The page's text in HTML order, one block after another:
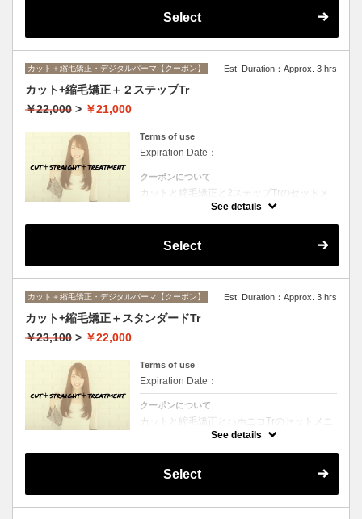
Select
カット＋縮毛矯正・デジタルパーマ【クーポン】 Est. Duration：Approx. 3 hrs
カット+縮毛矯正＋２ステップTr
￥22,000 > ￥21,000
Terms of use
Expiration Date：
クーポンについて
カットと縮毛矯正と2ステップTrのセットメ
ニュー。髪質や状態に合わせて薬剤選定致し
See details
Select
カット＋縮毛矯正・デジタルパーマ【クーポン】 Est. Duration：Approx. 3 hrs
カット+縮毛矯正＋スタンダードTr
￥23,100 > ￥22,000
Terms of use
Expiration Date：
クーポンについて
カットと縮毛矯正とハホニコTrのセットメニ
ュー。髪質や状態に合わせて薬剤選定致しま
See details
Select